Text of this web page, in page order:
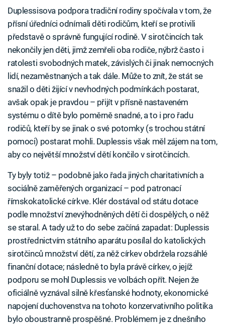
Duplessisova podpora tradiční rodiny spočívala v tom, že
přísní úředníci odnímali děti rodičům, kteří se protivili
představě o správně fungující rodině. V sirotčincích tak
nekončily jen děti, jimž zemřeli oba rodiče, nýbrž často i
ratolesti svobodných matek, závislých či jinak nemocných
lidí, nezaměstnaných a tak dále. Může to znít, že stát se
snažil o děti žijící v nevhodných podmínkách postarat,
avšak opak je pravdou – přijít v přísně nastaveném
systému o dítě bylo poměrně snadné, a to i pro řadu
rodičů, kteří by se jinak o své potomky (s trochou státní
pomoci) postarat mohli. Duplessis však měl zájem na tom,
aby co největší množství dětí končilo v sirotčincích.
Ty byly totiž – podobně jako řada jiných charitativních a
sociálně zaměřených organizací – pod patronací
římskokatolické církve. Klér dostával od státu dotace
podle množství znevýhodněných dětí či dospělých, o něž
se staral. A tady už to do sebe začíná zapadat: Duplessis
prostřednictvím státního aparátu posílal do katolických
sirotčinců množství dětí, za něž církev obdržela rozsáhlé
finanční dotace; následně to byla právě církev, o jejíž
podporu se mohl Duplessis ve volbách opřít. Nejen že
oficiálně vyznával silně křesťanské hodnoty, ekonomické
napojení duchovenstva na tohoto konzervativního politika
bylo oboustranně prospěšné. Problémem je z dnešního